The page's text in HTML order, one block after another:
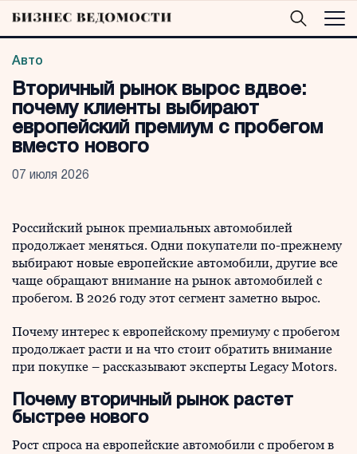
Авто
Вторичный рынок вырос вдвое:
почему клиенты выбирают
европейский премиум с пробегом
вместо нового
07 июля 2026
Российский рынок премиальных автомобилей
продолжает меняться. Одни покупатели по-прежнему
выбирают новые европейские автомобили, другие все
чаще обращают внимание на рынок автомобилей с
пробегом. В 2026 году этот сегмент заметно вырос.
Почему интерес к европейскому премиуму с пробегом
продолжает расти и на что стоит обратить внимание
при покупке – рассказывают эксперты Legacy Motors.
Почему вторичный рынок растет
быстрее нового
Рост спроса на европейские автомобили с пробегом в